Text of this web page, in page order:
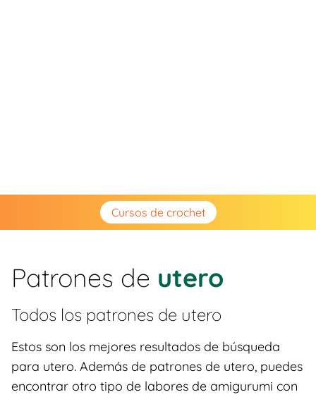
Cursos de crochet
Patrones de utero
Todos los patrones de utero
Estos son los mejores resultados de búsqueda
para utero. Además de patrones de utero, puedes
encontrar otro tipo de labores de amigurumi con